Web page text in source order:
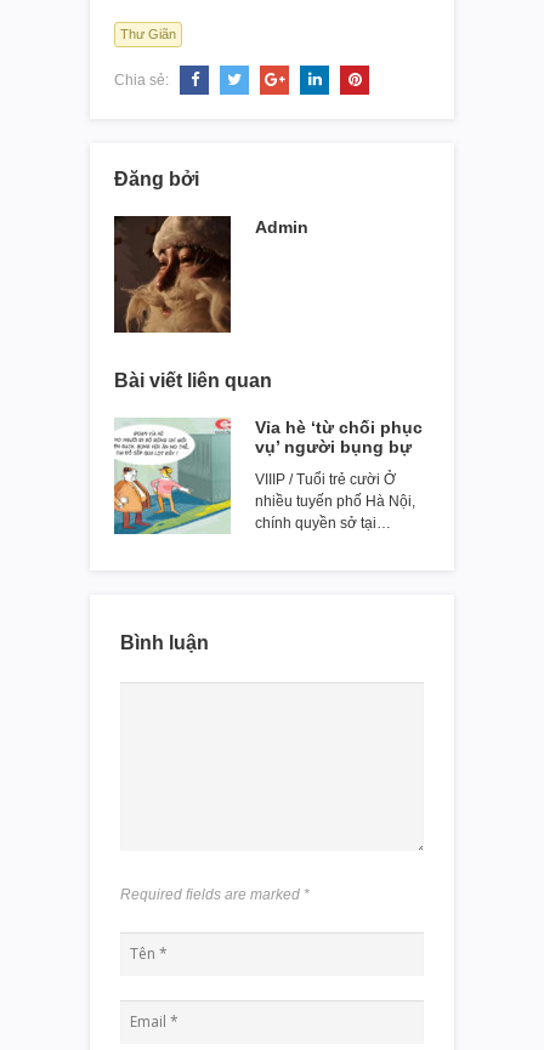
Thư Giãn
Chia sẻ:
Đăng bởi
Admin
Bài viết liên quan
Vỉa hè ‘từ chối phục
vụ’ người bụng bự
VIIIP / Tuổi trẻ cười Ở
nhiều tuyến phố Hà Nội,
chính quyền sở tại…
Bình luận
Required fields are marked *